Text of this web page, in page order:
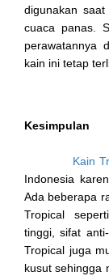
digunakan
cuaca panas.
perawatannya
kain ini tetap
Kesimpulan
Kain
Indonesia
Ada beberapa
Tropical
tinggi, sifat
Tropical juga
kusut sehingga